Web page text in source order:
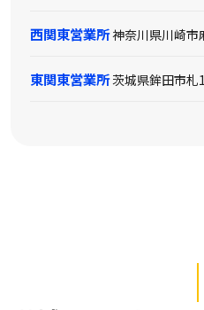
西関東営業所神奈川県川崎
東関東営業所茨城県鉾田市札